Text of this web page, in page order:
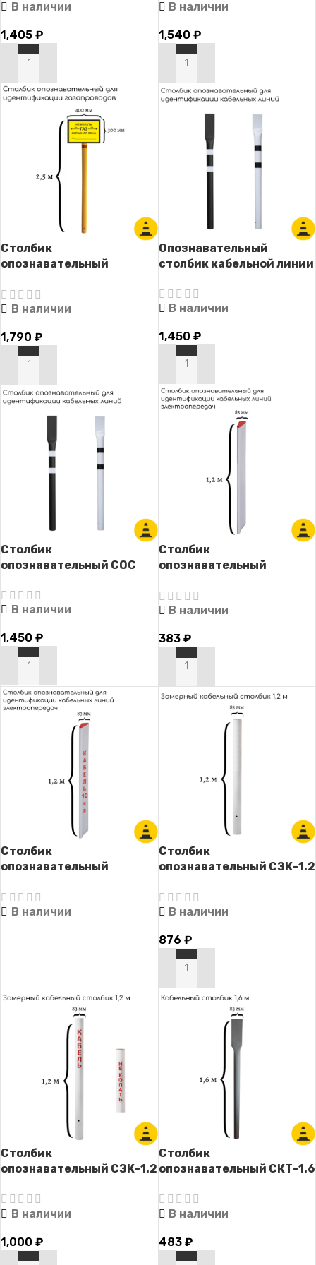
табличкой)
В наличии
1,405 ₽
В КОРЗИНУ
газопровода с
В наличии
1,540 ₽
В КОРЗИНУ
Столбик
опознавательный
идентификация
газопровода с
В наличии
1,790 ₽
В КОРЗИНУ
Опознавательный
столбик кабельной линии
В наличии
1,450 ₽
В КОРЗИНУ
Столбик
опознавательный СОС
В наличии
1,450 ₽
В КОРЗИНУ
Столбик
опознавательный
электропередач без
надписи)
В наличии
383 ₽
В КОРЗИНУ
Столбик
опознавательный
электропередач с
надписью)
В наличии
Столбик
опознавательный СЗК-1.2
кабельных линий без
надписи)
В наличии
876 ₽
В КОРЗИНУ
Столбик
опознавательный СЗК-1.2
кабельных линий с
надписью)
В наличии
1,000 ₽
Столбик
опознавательный СКТ-1.6
связи без таблички)
В наличии
483 ₽